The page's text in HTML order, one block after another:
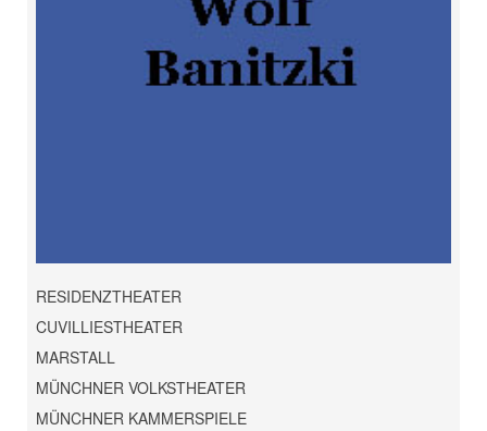
RESIDENZTHEATER
CUVILLIESTHEATER
MARSTALL
MÜNCHNER VOLKSTHEATER
MÜNCHNER KAMMERSPIELE